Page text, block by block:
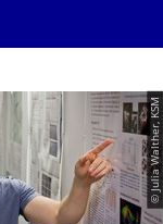
© Julia Walther, KSM